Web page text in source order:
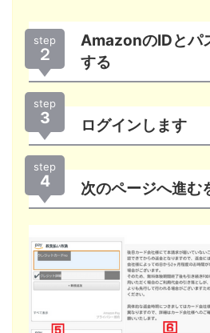
step
２
AmazonのIDとパ
する
step
3 ログインします
step
4 次のページへ進む